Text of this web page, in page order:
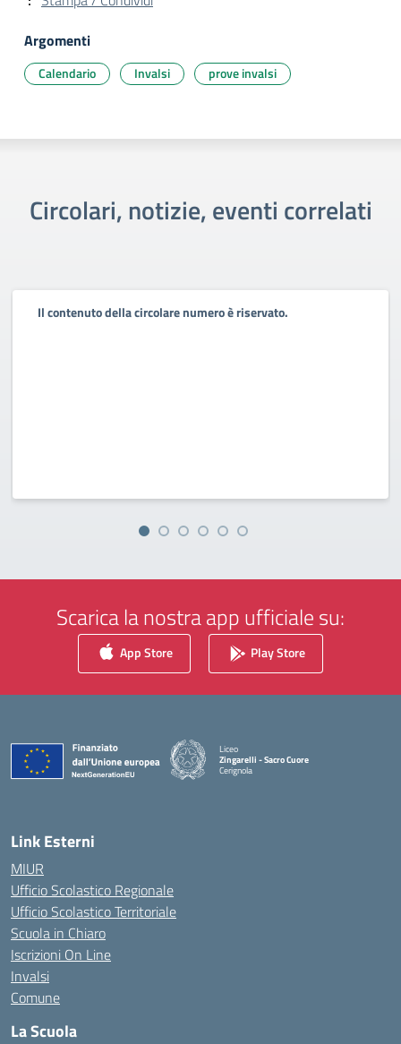
Argomenti
Calendario Invalsi prove invalsi
Circolari, notizie, eventi correlati
Il contenuto della circolare numero è riservato.
Scarica la nostra app ufficiale su:
App Store Play Store
Liceo
Zingarelli - Sacro Cuore
Cerignola
— Visita la pagina iniziale della scuola
Link Esterni
MIUR
Ufficio Scolastico Regionale
Ufficio Scolastico Territoriale
Scuola in Chiaro
Iscrizioni On Line
Invalsi
Comune
La Scuola